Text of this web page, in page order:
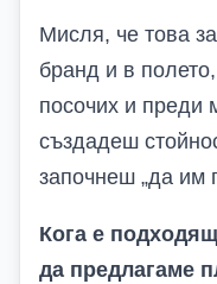
Мисля, че това
бранд и в
посочих и преди
създадеш
започнеш „да им
Кога е
да предлагаме